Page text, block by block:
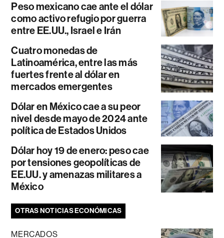
Peso mexicano cae ante el dólar
como activo refugio por guerra
entre EE.UU., Israel e Irán
Cuatro monedas de
Latinoamérica, entre las más
fuertes frente al dólar en
mercados emergentes
Dólar en México cae a su peor
nivel desde mayo de 2024 ante
política de Estados Unidos
Dólar hoy 19 de enero: peso cae
por tensiones geopolíticas de
EE.UU. y amenazas militares a
México
OTRAS NOTICIAS ECONÓMICAS
MERCADOS